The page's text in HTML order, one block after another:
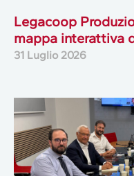
Legacoop
mappa interattiva
31 Luglio 2026